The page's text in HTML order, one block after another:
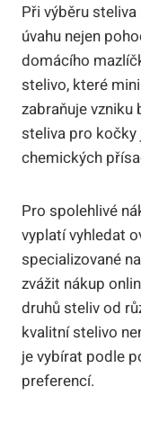
Při výběru
úvahu nejen
domácího
stelivo, které
zabraňuje vzniku
steliva pro kočky
chemických
Pro spolehlivé
vyplatí vyhledat
specializované
zvážit nákup
druhů steliv od
kvalitní stelivo
je vybírat podle
preferencí.